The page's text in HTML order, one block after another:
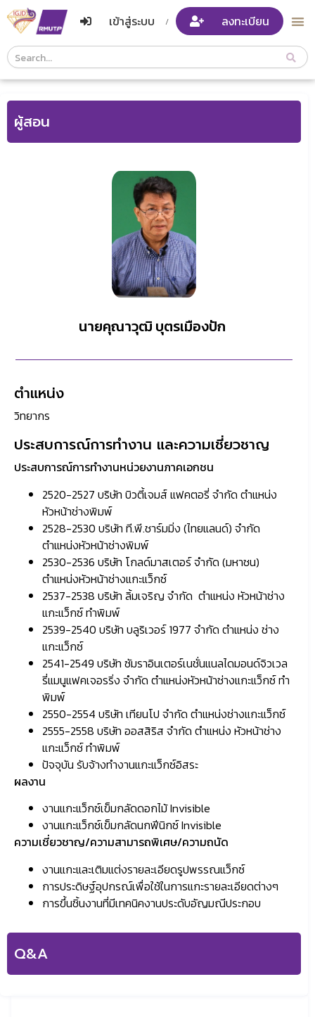
Course
Search
Header
เข้าสู่ระบบ / ลงทะเบียน
ผู้สอน
นายคุณาวุฒิ บุตรเมืองปัก
ตำแหน่ง
วิทยากร
ประสบการณ์การทำงาน และความเชี่ยวชาญ
ประสบการณ์การทำงานหน่วยงานภาคเอกชน
2520-2527 บริษัท บิวตี้เจมส์ แฟคตอรี่ จำกัด ตำแหน่ง
หัวหน้าช่างพิมพ์
2528-2530 บริษัท ที.พี.ชาร์มมิ่ง (ไทยแลนด์) จำกัด
ตำแหน่งหัวหน้าช่างพิมพ์
2530-2536 บริษัท โกลด์มาสเตอร์ จำกัด (มหาชน)
ตำแหน่งหัวหน้าช่างแกะแว็กซ์
2537-2538 บริษัท ลิ้มเจริญ จำกัด ตำแหน่ง หัวหน้าช่าง
แกะแว็กซ์ ทำพิมพ์
2539-2540 บริษัท บลูริเวอร์ 1977 จำกัด ตำแหน่ง ช่าง
แกะแว็กซ์
2541-2549 บริษัท ซัมราอินเตอร์เนชั่นแนลไดมอนด์จิวเวล
รี่แมนูแฟคเจอรริ่ง จำกัด ตำแหน่งหัวหน้าช่างแกะแว็กซ์ ทำ
พิมพ์
2550-2554 บริษัท เทียนโป จำกัด ตำแหน่งช่างแกะแว็กซ์
2555-2558 บริษัท ออสสิริส จำกัด ตำแหน่ง หัวหน้าช่าง
แกะแว็กซ์ ทำพิมพ์
ปัจจุบัน รับจ้างทำงานแกะแว็กซ์อิสระ
ผลงาน
งานแกะแว็กซ์เข็มกลัดดอกไม้ Invisible
งานแกะแว็กซ์เข็มกลัดนกฟีนิกซ์ Invisible
ความเชี่ยวชาญ/ความสามารถพิเศษ/ความถนัด
งานแกะและเติมแต่งรายละเอียดรูปพรรณแว็กซ์
การประดิษฐ์อุปกรณ์เพื่อใช้ในการแกะรายละเอียดต่างๆ
การขึ้นชิ้นงานที่มีเทคนิคงานประดับอัญมณีประกอบ
Q&A